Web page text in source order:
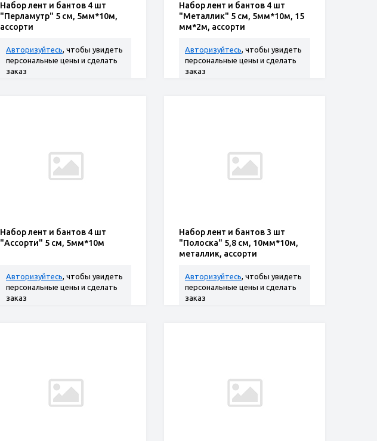
Набор лент и бантов 4 шт
"Перламутр" 5 см, 5мм*10м,
ассорти
Авторизуйтесь, чтобы увидеть
персональные цены и сделать
заказ
Набор лент и бантов 4 шт
"Металлик" 5 см, 5мм*10м, 15
мм*2м, ассорти
Авторизуйтесь, чтобы увидеть
персональные цены и сделать
заказ
Набор лент и бантов 4 шт
"Ассорти" 5 см, 5мм*10м
Авторизуйтесь, чтобы увидеть
персональные цены и сделать
заказ
Набор лент и бантов 3 шт
"Полоска" 5,8 см, 10мм*10м,
металлик, ассорти
Авторизуйтесь, чтобы увидеть
персональные цены и сделать
заказ